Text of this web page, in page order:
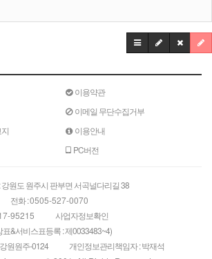
이용약관
이메일 무단수집거부
이용안내
PC버전
강원도 원주시 판부면 서곡널다리길 38
전화 :0505-527-0070
95215
사업자정보확인
표&서비스표등록 : 제0033483~4)
원원주-0124
개인정보관리책임자 : 박재석